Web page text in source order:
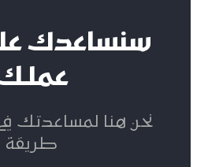
سنساعدك
نحن هنا لمساعدتك
طريقة